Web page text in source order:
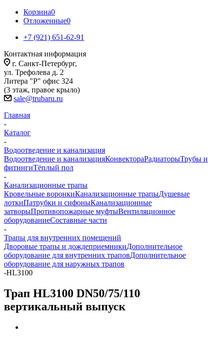
Корзина0
Отложенные0
+7 (921) 651-62-91
Контактная информация
г. Санкт-Петербург,
ул. Трефолева д. 2
Литера "Р" офис 324
(3 этаж, правое крыло)
sale@trubaru.ru
Главная
-
Каталог
-
Водоотведение и канализация
Водоотведение и канализацияКонвектораРадиаторыТрубы и
фитингиТёплый пол
-
Канализационные трапы
Кровельные воронкиКанализационные трапыДушевые
лоткиПатрубки и сифоныКанализационные
затворыПротивопожарные муфтыВентиляционное
оборудованиеСоставные части
-
Трапы для внутренних помещений
Дворовые трапы и дождеприемникиДополнительное
оборудование для внутренних траповДополнительное
оборудование для наружных трапов
-HL3100
Трап HL3100 DN50/75/110
вертикальный выпуск